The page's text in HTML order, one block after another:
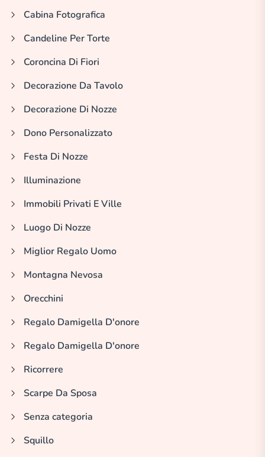
Cabina Fotografica
Candeline Per Torte
Coroncina Di Fiori
Decorazione Da Tavolo
Decorazione Di Nozze
Dono Personalizzato
Festa Di Nozze
Illuminazione
Immobili Privati E Ville
Luogo Di Nozze
Miglior Regalo Uomo
Montagna Nevosa
Orecchini
Regalo Damigella D'onore
Regalo Damigella D'onore
Ricorrere
Scarpe Da Sposa
Senza categoria
Squillo